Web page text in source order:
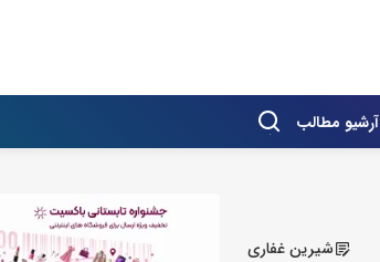
آرشیو مطالب
شیرین غفاری